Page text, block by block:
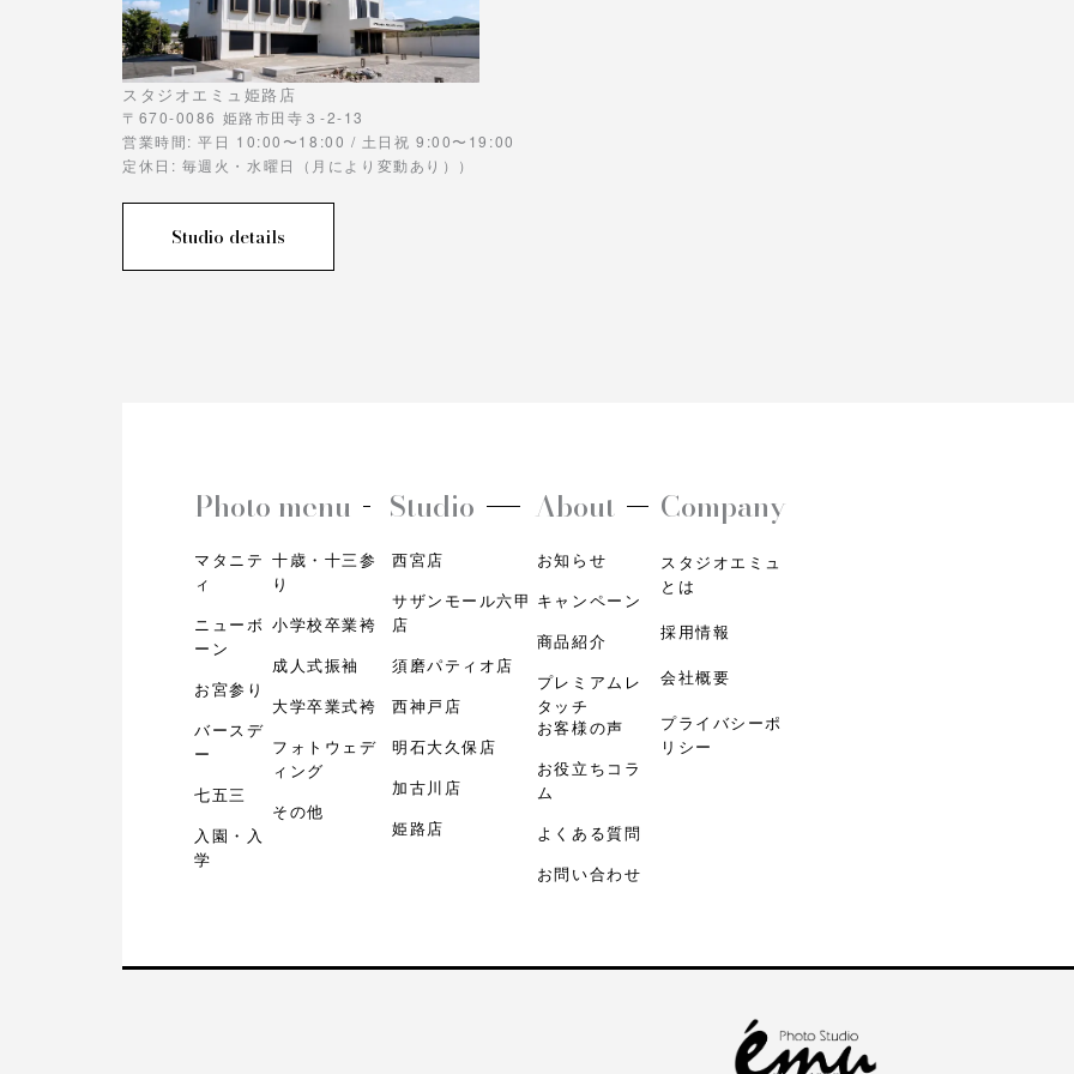
スタジオエミュ姫路店
〒670-0086 姫路市田寺３-2-13
営業時間: 平日 10:00〜18:00 / 土日祝 9:00〜19:00
定休日: 毎週火・水曜日（月により変動あり））
Studio details
Photo menu
マタニテ
ィ
ニューボ
ーン
お宮参り
バースデ
ー
七五三
入園・入
学
十歳・十三参
り
小学校卒業袴
成人式振袖
大学卒業式袴
フォトウェデ
ィング
その他
Studio
西宮店
サザンモール六甲
店
須磨パティオ店
西神戸店
明石大久保店
加古川店
姫路店
About
お知らせ
キャンペーン
商品紹介
プレミアムレ
タッチ
お客様の声
お役立ちコラ
ム
よくある質問
お問い合わせ
Company
スタジオエミュ
とは
採用情報
会社概要
プライバシーポ
リシー